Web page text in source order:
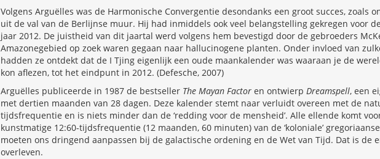
Volgens Arguëlles was de Harmonische Convergentie desondanks een groot succes, zoals
uit de val van de Berlijnse muur. Hij had inmiddels ook veel belangstelling gekregen voor
jaar 2012. De juistheid van dit jaartal werd volgens hem bevestigd door de gebroeders
Amazonegebied op zoek waren gegaan naar hallucinogene planten. Onder invloed van
hadden ze ontdekt dat de I Tjing eigenlijk een oude maankalender was waaraan je de
kon aflezen, tot het eindpunt in 2012. (Defesche, 2007)
Arguëlles publiceerde in 1987 de bestseller The Mayan Factor en ontwierp Dreamspell, een
met dertien maanden van 28 dagen. Deze kalender stemt naar verluidt overeen met de
tijdsfrequentie en is niets minder dan de ‘redding voor de mensheid’. Alle ellende komt
kunstmatige 12:60-tijdsfrequentie (12 maanden, 60 minuten) van de ‘koloniale’
moeten ons dringend aanpassen bij de galactische ordening en de Wet van Tijd. Dat is de
overleven.